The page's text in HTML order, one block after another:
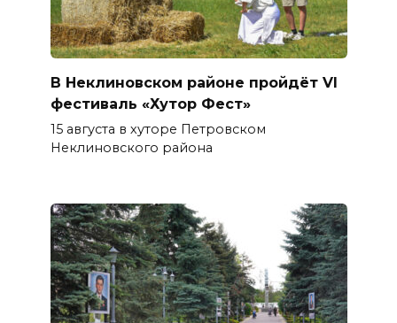
В Неклиновском районе пройдёт VI
фестиваль «Хутор Фест»
15 августа в хуторе Петровском
Неклиновского района